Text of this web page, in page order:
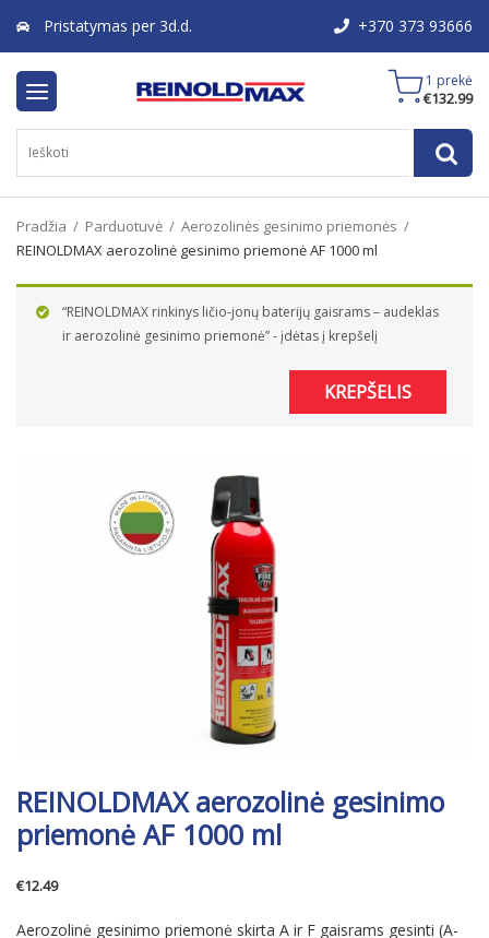
Pristatymas per 3d.d. +370 373 93666
1 prekė
€132.99
Pradžia / Parduotuvė / Aerozolinės gesinimo priemonės /
REINOLDMAX aerozolinė gesinimo priemonė AF 1000 ml
“REINOLDMAX rinkinys ličio-jonų baterijų gaisrams – audeklas
ir aerozolinė gesinimo priemonė” - įdėtas į krepšelį
KREPŠELIS
REINOLDMAX aerozolinė gesinimo
priemonė AF 1000 ml
€12.49
Aerozolinė gesinimo priemonė skirta A ir F gaisrams gesinti (A-